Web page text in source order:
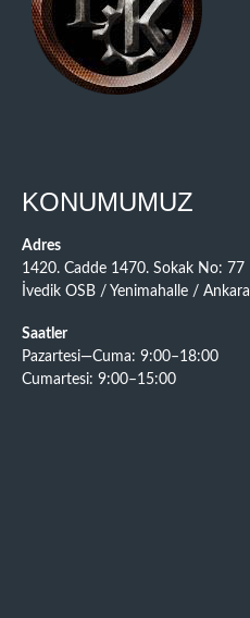
KONUMUMUZ
Adres
1420. Cadde 1470. Sokak No: 77
İvedik OSB / Yenimahalle / Ankara
Saatler
Pazartesi—Cuma: 9:00–18:00
Cumartesi: 9:00–15:00